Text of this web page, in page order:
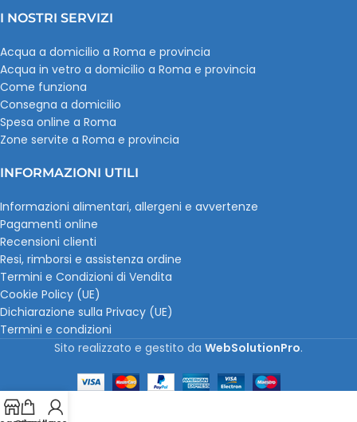
I NOSTRI SERVIZI
Acqua a domicilio a Roma e provincia
Acqua in vetro a domicilio a Roma e provincia
Come funziona
Consegna a domicilio
Spesa online a Roma
Zone servite a Roma e provincia
INFORMAZIONI UTILI
Informazioni alimentari, allergeni e avvertenze
Pagamenti online
Recensioni clienti
Resi, rimborsi e assistenza ordine
Termini e Condizioni di Vendita
Cookie Policy (UE)
Dichiarazione sulla Privacy (UE)
Termini e condizioni
Sito realizzato e gestito da WebSolutionPro.